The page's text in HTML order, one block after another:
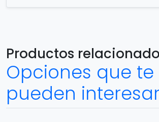
Productos
Opciones que te
pueden interesar